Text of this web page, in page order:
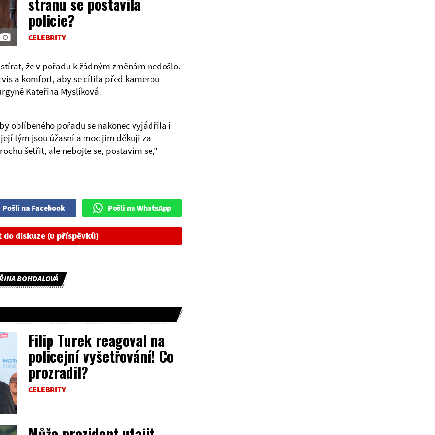
policie?
CELEBRITY
že v pořadu k žádným změnám nedošlo.
a komfort, aby se cítila před kamerou
Kateřina Myslíková.
oblíbeného pořadu se nakonec vyjádřila i
tým jsou úžasní a moc jim děkuji za
šetřit, ale nebojte se, postavím se,"
Pošli na Facebook Pošli na WhatsApp
do diskuze (0 příspěvků)
BOHDALOVÁ
Filip Turek reagoval na
policejní vyšetřování! Co
prozradil?
CELEBRITY